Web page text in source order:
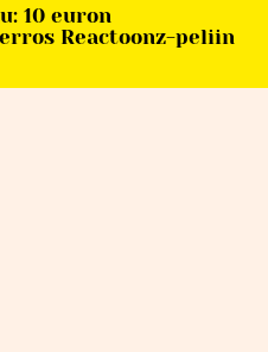
10 euron
Reactoonz-peliin